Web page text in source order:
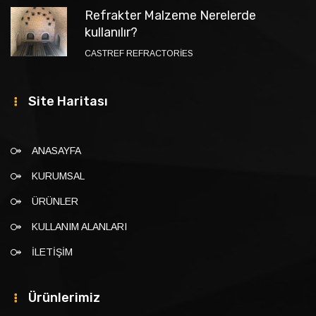
Refrakter Malzeme Nerelerde
kullanılır?
CASTREF REFRACTORİES
Site Haritası
ANASAYFA
KURUMSAL
ÜRÜNLER
KULLANIM ALANLARI
İLETİŞİM
Ürünlerimiz